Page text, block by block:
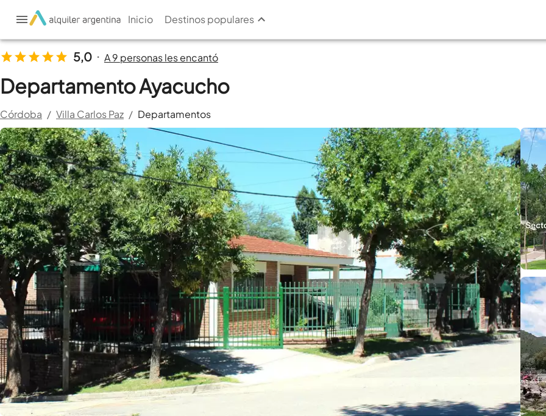
Inicio Destinos populares
5,0 • A 9 personas les encantó
Departamento Ayacucho
Córdoba / Villa Carlos Paz / Departamentos